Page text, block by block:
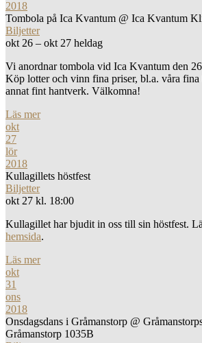
2018
Tombola på Ica Kvantum @ Ica Kvantum
Biljetter
okt 26 – okt 27 heldag
Vi anordnar tombola vid Ica Kvantum den
Köp lotter och vinn fina priser, bl.a. våra fina
annat fint hantverk. Välkomna!
Läs mer
okt
27
lör
2018
Kullagillets höstfest
Biljetter
okt 27 kl. 18:00
Kullagillet har bjudit in oss till sin höstfest.
hemsida.
Läs mer
okt
31
ons
2018
Onsdagsdans i Gråmanstorp @
Gråmanstorp 1035B